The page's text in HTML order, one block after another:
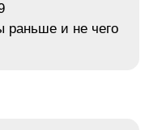
раньше и не чего